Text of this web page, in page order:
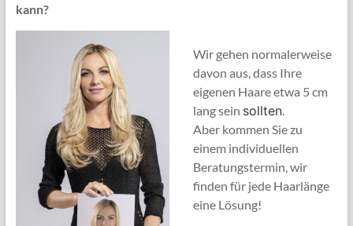
kann?
Wir gehen normalerweise
davon aus, dass Ihre
eigenen Haare etwa 5 cm
lang sein sollten.
Aber kommen Sie zu
einem individuellen
Beratungstermin, wir
finden für jede Haarlänge
eine Lösung!